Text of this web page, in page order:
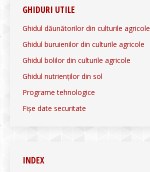
GHIDURI UTILE
Ghidul dăunătorilor din culturile agricole
Ghidul buruienilor din culturile agricole
Ghidul bolilor din culturile agricole
Ghidul nutrienților din sol
Programe tehnologice
Fișe date securitate
INDEX